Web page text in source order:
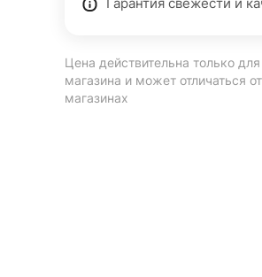
Гарантия свежести и
Цена действительна только
магазина и может отличаться
магазинах